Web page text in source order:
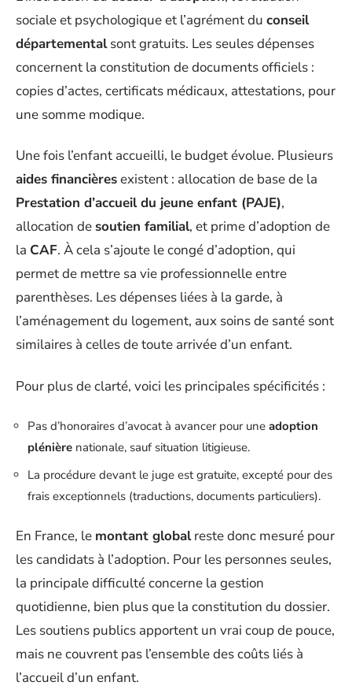
sociale et psychologique et l’agrément du conseil
départementalsont gratuits. Les seules dépenses
concernent la constitution de documents officiels :
copies d’actes, certificats médicaux, attestations, pour
une somme modique.
Une fois l’enfant accueilli, le budget évolue. Plusieurs
aides financièresexistent : allocation de base de la
Prestation d’accueil du jeune enfant (PAJE),
allocation de soutien familial, et prime d’adoption de
la CAF. À cela s’ajoute le congé d’adoption, qui
permet de mettre sa vie professionnelle entre
parenthèses. Les dépenses liées à la garde, à
l’aménagement du logement, aux soins de santé sont
similaires à celles de toute arrivée d’un enfant.
Pour plus de clarté, voici les principales spécificités :
Pas d’honoraires d’avocat à avancer pour une adoption
plénière nationale, sauf situation litigieuse.
La procédure devant le juge est gratuite, excepté pour des
frais exceptionnels (traductions, documents particuliers).
En France, le montant globalreste donc mesuré pour
les candidats à l’adoption. Pour les personnes seules,
la principale difficulté concerne la gestion
quotidienne, bien plus que la constitution du dossier.
Les soutiens publics apportent un vrai coup de pouce,
mais ne couvrent pas l’ensemble des coûts liés à
l’accueil d’un enfant.